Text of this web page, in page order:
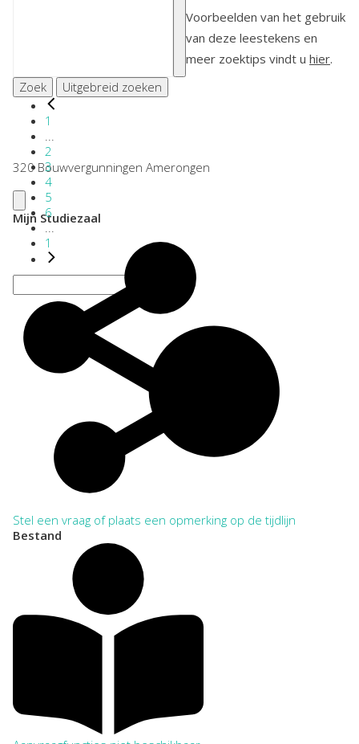
Voorbeelden van het gebruik
van deze leestekens en
meer zoektips vindt u hier.
Zoek
Uitgebreid zoeken
1
2
3
4
5
6
...
1
320 Bouwvergunningen Amerongen
Mijn Studiezaal
Stel een vraag of plaats een opmerking op de tijdlijn
Bestand